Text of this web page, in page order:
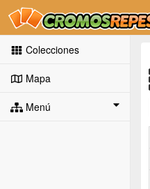
Colecciones
Mapa
Menú